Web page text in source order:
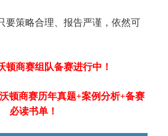
要策略合理、报告严谨，依然可
顿商赛组队备赛进行中！
顿商赛历年真题+案例分析+备赛
必读书单！